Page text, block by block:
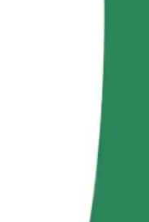
pour les jambes et